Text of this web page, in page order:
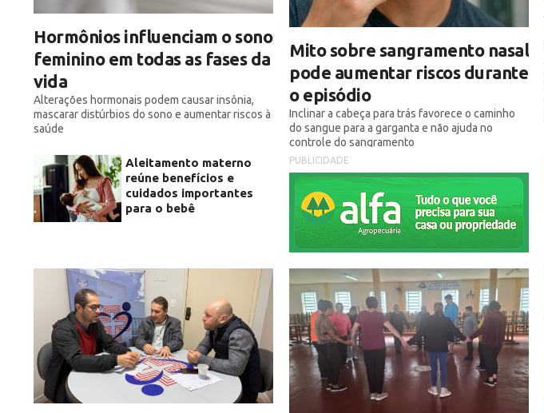
Hormônios influenciam o sono
feminino em todas as fases da
vida
Alterações hormonais podem causar insônia,
mascarar distúrbios do sono e aumentar riscos à
saúde
Aleitamento materno
reúne benefícios e
cuidados importantes
para o bebê
Mito sobre sangramento nasal
pode aumentar riscos durante
o episódio
Inclinar a cabeça para trás favorece o caminho
do sangue para a garganta e não ajuda no
controle do sangramento
PUBLICIDADE